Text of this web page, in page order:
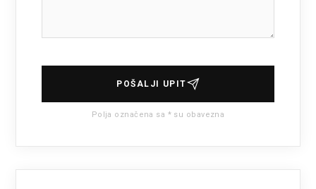
POŠALJI UPIT
Polja označena sa * su obavezna